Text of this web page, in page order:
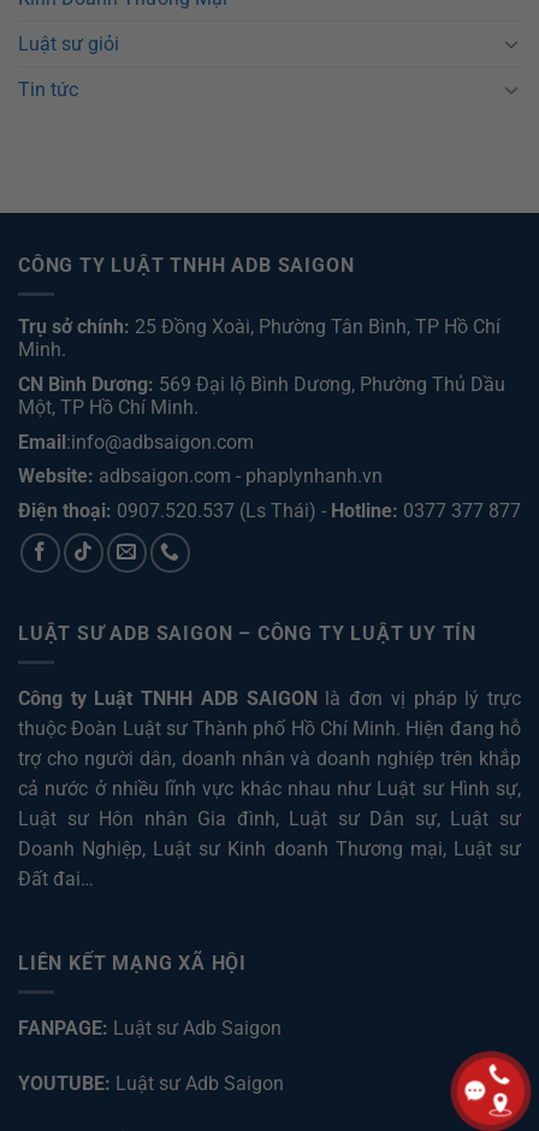
Luật sư giỏi
Tin tức
CÔNG TY LUẬT TNHH ADB SAIGON
Trụ sở chính: 25 Đồng Xoài, Phường Tân Bình, TP Hồ Chí
Minh.
CN Bình Dương: 569 Đại lộ Bình Dương, Phường Thủ Dầu
Một, TP Hồ Chí Minh.
Email:info@adbsaigon.com
Website: adbsaigon.com - phaplynhanh.vn
Điện thoại: 0907.520.537 (Ls Thái) - Hotline: 0377 377 877
LUẬT SƯ ADB SAIGON – CÔNG TY LUẬT UY TÍN
Công ty Luật TNHH ADB SAIGONlà đơn vị pháp lý trực
thuộc Đoàn Luật sư Thành phố Hồ Chí Minh. Hiện đang hỗ
trợ cho người dân, doanh nhân và doanh nghiệp trên khắp
cả nước ở nhiều lĩnh vực khác nhau như Luật sư Hình sự,
Luật sư Hôn nhân Gia đình, Luật sư Dân sự, Luật sư
Doanh Nghiệp, Luật sư Kinh doanh Thương mại, Luật sư
Đất đai…
LIÊN KẾT MẠNG XÃ HỘI
FANPAGE: Luật sư Adb Saigon
YOUTUBE: Luật sư Adb Saigon